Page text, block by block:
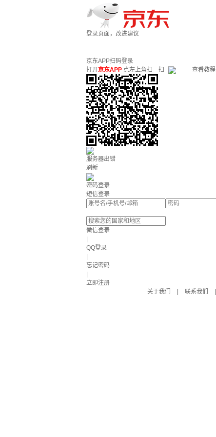
登录页面，改进建议
京东APP扫码登录
打开京东APP 点左上角扫一扫 查看教程
服务器出错
刷新
密码登录
短信登录
微信登录
QQ登录
忘记密码
立即注册
关于我们
联系我们